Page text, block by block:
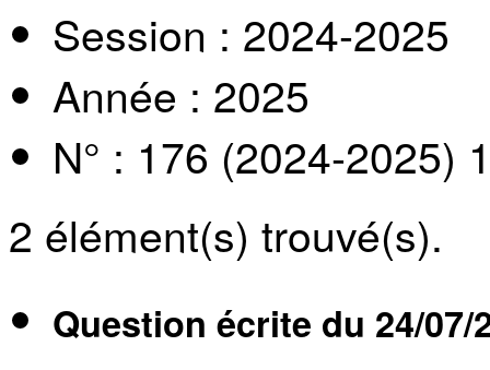
Session : 2024-2025
Année : 2025
N° : 176 (2024-2025)
2 élément(s) trouvé(s).
Question écrite du 24/07/